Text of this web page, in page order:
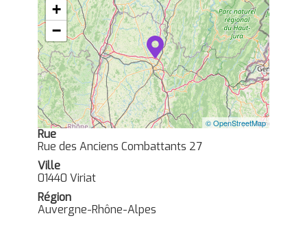
+
−
© OpenStreetMap
Rue
Rue des Anciens Combattants 27
Ville
01440 Viriat
Région
Auvergne-Rhône-Alpes